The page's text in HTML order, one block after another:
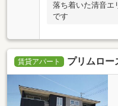
落ち着いた清音エ
です
賃貸アパート プリムロー